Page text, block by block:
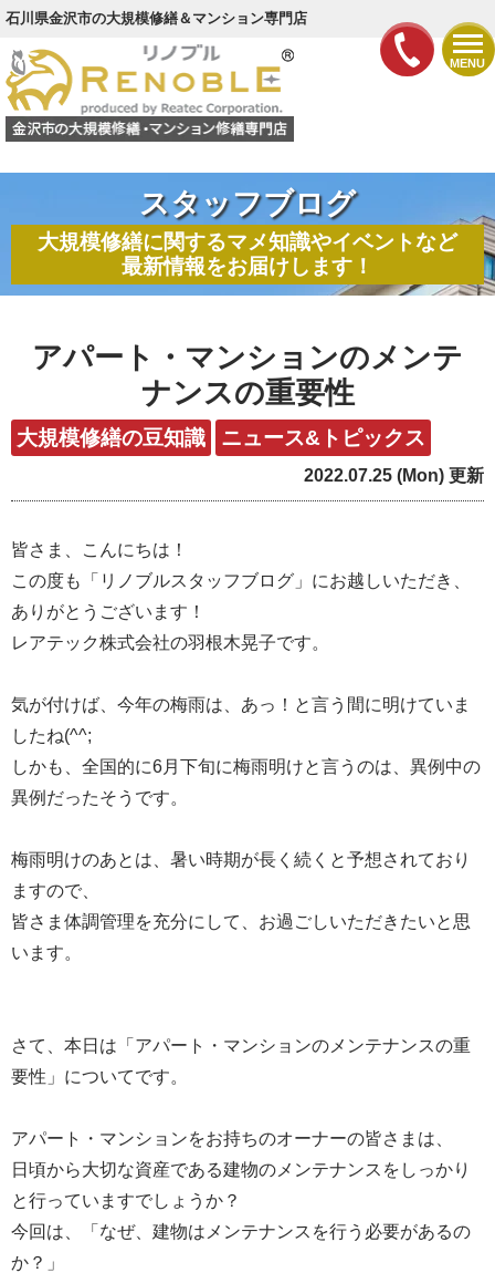
MENU
石川県金沢市の大規模修繕＆マンション専門店
スタッフブログ
大規模修繕に関するマメ知識やイベントなど
最新情報をお届けします！
アパート・マンションのメンテ
ナンスの重要性
大規模修繕の豆知識 ニュース&トピックス
2022.07.25 (Mon) 更新
皆さま、こんにちは！
この度も「リノブルスタッフブログ」にお越しいただき、
ありがとうございます！
レアテック株式会社の羽根木晃子です。
気が付けば、今年の梅雨は、あっ！と言う間に明けていま
したね(^^;
しかも、全国的に6月下旬に梅雨明けと言うのは、異例中の
異例だったそうです。
梅雨明けのあとは、暑い時期が長く続くと予想されており
ますので、
皆さま体調管理を充分にして、お過ごしいただきたいと思
います。
さて、本日は「アパート・マンションのメンテナンスの重
要性」についてです。
アパート・マンションをお持ちのオーナーの皆さまは、
日頃から大切な資産である建物のメンテナンスをしっかり
と行っていますでしょうか？
今回は、「なぜ、建物はメンテナンスを行う必要があるの
か？」